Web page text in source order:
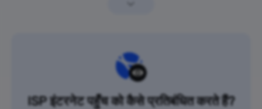
ISP इंटरनेट पहुँच को कैसे प्रतिबंधित करते हैं?